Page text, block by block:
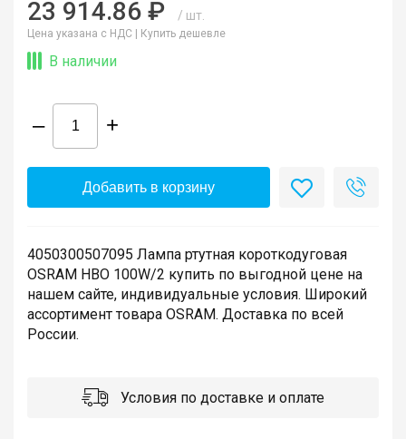
23 914.86 ₽ / шт.
Цена указана с НДС | Купить дешевле
В наличии
– +
Добавить в корзину
4050300507095 Лампа ртутная короткодуговая
OSRAM HBO 100W/2 купить по выгодной цене на
нашем сайте, индивидуальные условия. Широкий
ассортимент товара OSRAM. Доставка по всей
России.
Условия по доставке и оплате